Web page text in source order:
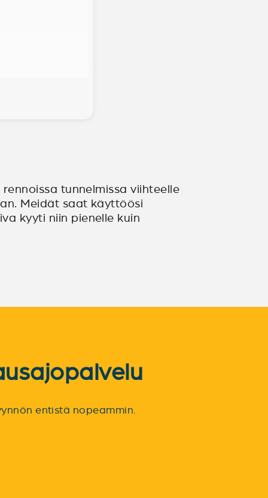
tunnelmissa viihteelle
Meidät saat käyttöösi
kyyti niin pienelle kuin
entistä nopeammin.